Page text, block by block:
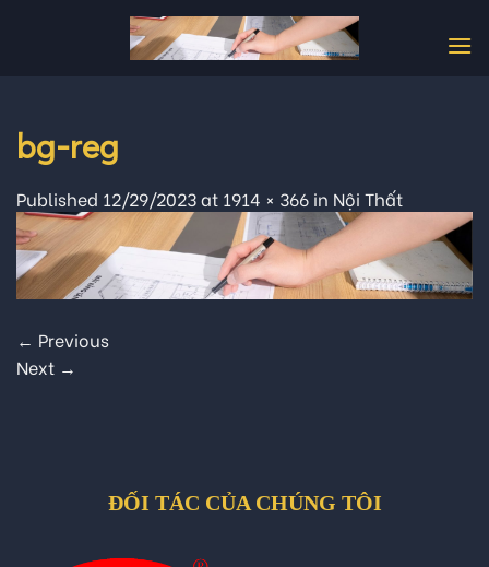
bg-reg
Published 12/29/2023at 1914 × 366 in Nội Thất
← Previous
Next →
ĐỐI TÁC CỦA CHÚNG TÔI